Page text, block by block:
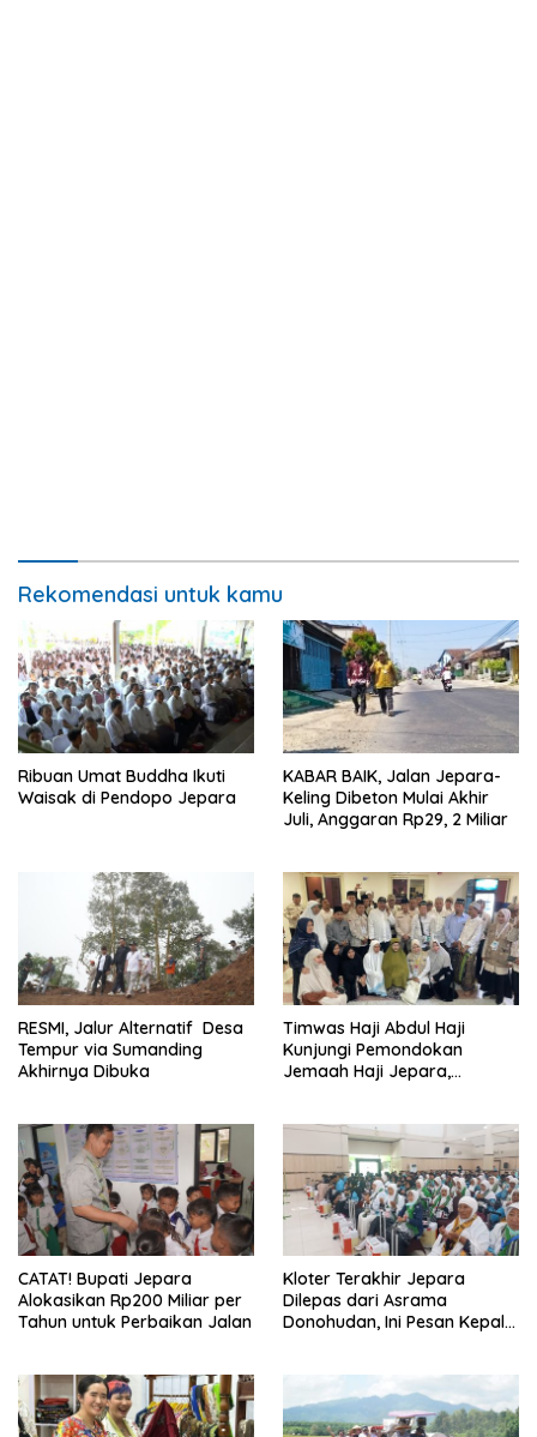
Rekomendasi untuk kamu
Ribuan Umat Buddha Ikuti
Waisak di Pendopo Jepara
KABAR BAIK, Jalan Jepara-
Keling Dibeton Mulai Akhir
Juli, Anggaran Rp29, 2 Miliar
RESMI, Jalur Alternatif Desa
Tempur via Sumanding
Akhirnya Dibuka
Timwas Haji Abdul Haji
Kunjungi Pemondokan
Jemaah Haji Jepara,
CATAT! Bupati Jepara
Alokasikan Rp200 Miliar per
Tahun untuk Perbaikan Jalan
Kloter Terakhir Jepara
Dilepas dari Asrama
Donohudan, Ini Pesan Kepala